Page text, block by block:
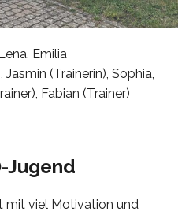
Emilia
Jasmin (Trainerin), Sophia,
Fabian (Trainer)
Jugend
mit viel Motivation und